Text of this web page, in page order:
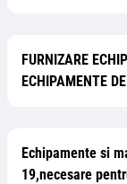
FURNIZARE
ECHIPAMENTE
Echipamente si
19,necesare